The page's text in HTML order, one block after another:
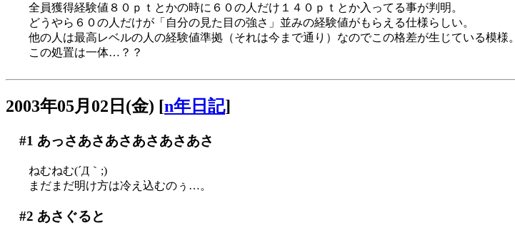
全員獲得経験値８０ｐｔとかの時に６０の人だけ１４０ｐｔとか入ってる事が判明。
どうやら６０の人だけが「自分の見た目の強さ」並みの経験値がもらえる仕様らしい。
他の人は最高レベルの人の経験値準拠（それは今まで通り）なのでこの格差が生じている模様。
この処置は一体…？？
2003年05月02日(金) [n年日記]
#1 あっさあさあさあさあさあさ
ねむねむ(´Д｀;)
まだまだ明け方は冷え込むのぅ…。
#2 あさぐると